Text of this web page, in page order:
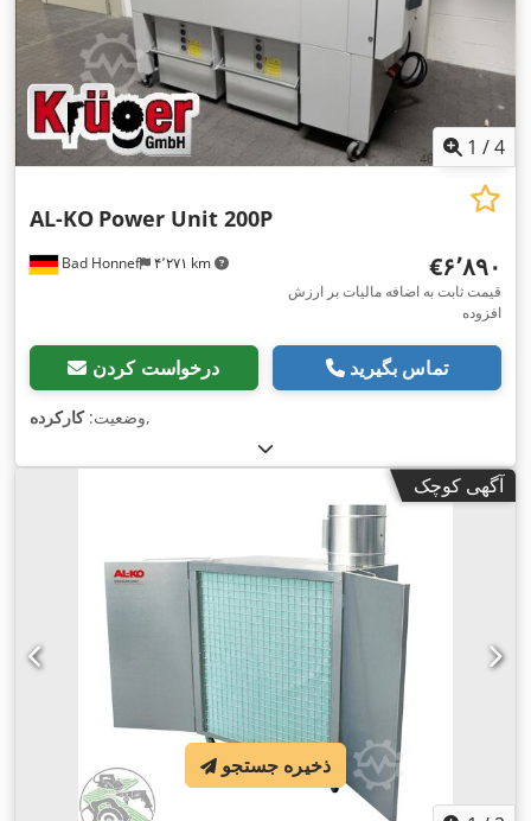
1 /4
Bad Honnef ۴٬۲۷۱ km
AL-KO Power Unit 200P
‎€۶٬۸۹۰
قیمت ثابت به اضافه مالیات بر ارزش
افزوده
درخواست کردن تماس بگیرید
وضعیت:کارکرده ,
آگهی کوچک
ذخیره جستجو